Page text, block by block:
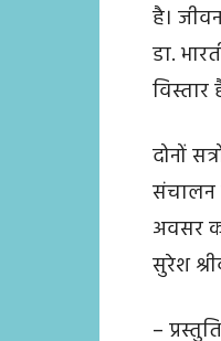
है।
डा.
विस्तार
दोनों
संचालन
अवसर
सुरेश
– प्रस्तुति